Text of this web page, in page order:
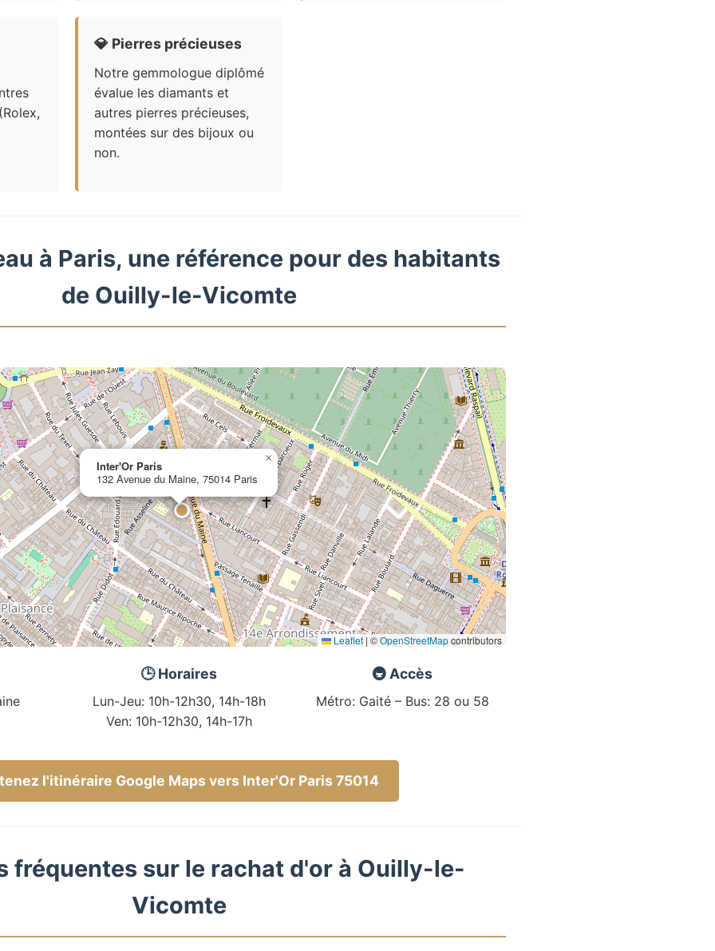
💎 Pierres précieuses
Notre gemmologue diplômé
évalue les diamants et
autres pierres précieuses,
montées sur des bijoux ou
non.
à Paris, une référence pour des habitants
de Ouilly-le-Vicomte
Inter'Or Paris
132 Avenue du Maine, 75014 Paris
×
Leaflet | ©OpenStreetMapcontributors
🕒 Horaires
Lun-Jeu: 10h-12h30, 14h-18h
Ven: 10h-12h30, 14h-17h
🚇 Accès
Métro: Gaité – Bus: 28 ou 58
l'itinéraire Google Maps vers Inter'Or Paris 75014
fréquentes sur le rachat d'or à Ouilly-le-
Vicomte